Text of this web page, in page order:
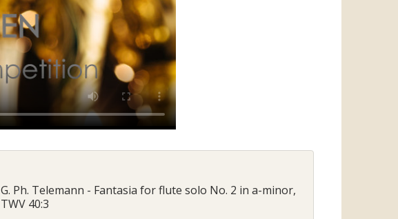
G. Ph. Telemann - Fantasia for flute solo No. 2 in a-minor,
TWV 40:3